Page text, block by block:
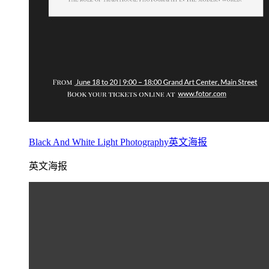
Black And White Light Photography英文海报
英文海报